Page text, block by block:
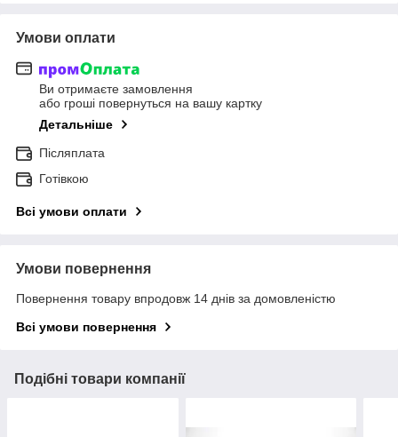
Умови оплати
Ви отримаєте замовлення
або гроші повернуться на вашу картку
Детальніше
Післяплата
Готівкою
Всі умови оплати
Умови повернення
Повернення товару впродовж 14 днів за домовленістю
Всі умови повернення
Подібні товари компанії